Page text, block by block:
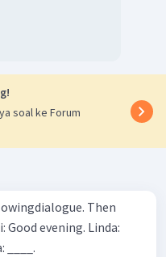
soal ke Forum
Then
you? Linda: ____.